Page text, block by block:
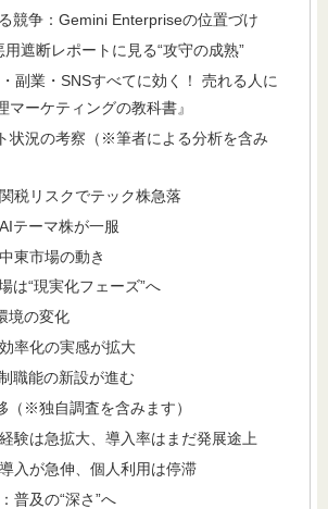
競争：Gemini Enterpriseの位置づけ
遮断レポートに見る“攻守の成熟”
副業・SNSすべてに効く！ 売れる人に
マーケティングの教科書』
状況の考察（※筆者による分析を含み
税リスクでテック株急落
テーマ株が一服
東市場の動き
は“現実化フェーズ”へ
境の変化
率化の実感が拡大
職能の新設が進む
（※独自調査を含みます）
験は急拡大、導入率はまだ発展途上
入が急伸、個人利用は停滞
普及の“深さ”へ